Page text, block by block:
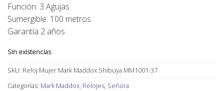
Función: 3 Agujas
Sumergible: 100 metros
Garantía 2 años
Sin existencias
SKU: Reloj Mujer Mark Maddox Shibuya MM1001-37
Categorías: Mark Maddox, Relojes, Señora